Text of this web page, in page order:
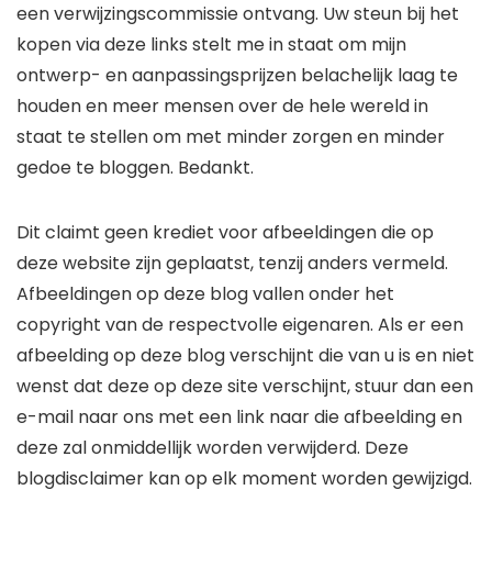
een verwijzingscommissie ontvang. Uw steun bij het
kopen via deze links stelt me in staat om mijn
ontwerp- en aanpassingsprijzen belachelijk laag te
houden en meer mensen over de hele wereld in
staat te stellen om met minder zorgen en minder
gedoe te bloggen. Bedankt.
Dit claimt geen krediet voor afbeeldingen die op
deze website zijn geplaatst, tenzij anders vermeld.
Afbeeldingen op deze blog vallen onder het
copyright van de respectvolle eigenaren. Als er een
afbeelding op deze blog verschijnt die van u is en niet
wenst dat deze op deze site verschijnt, stuur dan een
e-mail naar ons met een link naar die afbeelding en
deze zal onmiddellijk worden verwijderd. Deze
blogdisclaimer kan op elk moment worden gewijzigd.